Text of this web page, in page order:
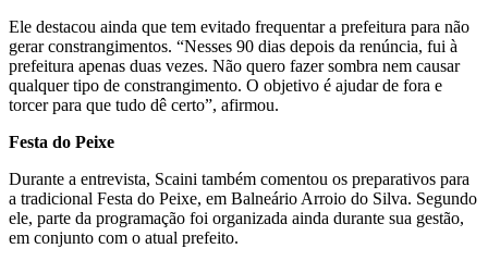
Ele destacou ainda que tem evitado frequentar a prefeitura para não
gerar constrangimentos. “Nesses 90 dias depois da renúncia, fui à
prefeitura apenas duas vezes. Não quero fazer sombra nem causar
qualquer tipo de constrangimento. O objetivo é ajudar de fora e
torcer para que tudo dê certo”, afirmou.
Festa do Peixe
Durante a entrevista, Scaini também comentou os preparativos para
a tradicional Festa do Peixe, em Balneário Arroio do Silva. Segundo
ele, parte da programação foi organizada ainda durante sua gestão,
em conjunto com o atual prefeito.